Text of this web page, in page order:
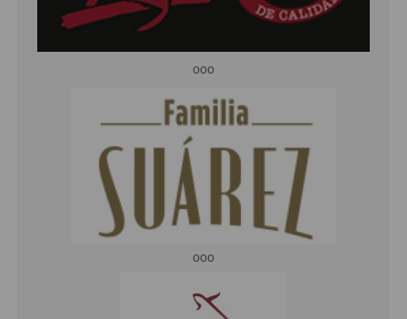
ooo
ooo